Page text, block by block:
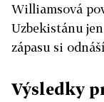
Williamsová
Uzbekistánu
zápasu si
Výsledky